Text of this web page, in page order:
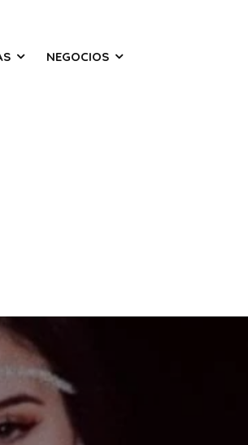
NEGOCIOS